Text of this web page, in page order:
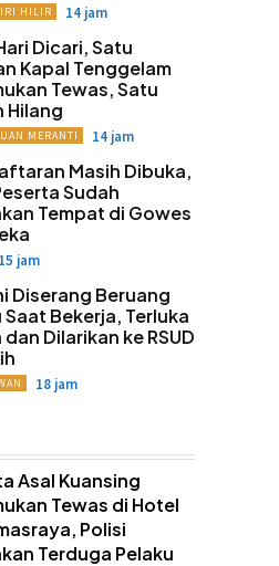
HILIR 14 jam
Dicari, Satu
Kapal Tenggelam
Tewas, Satu
Hilang
MERANTI 14 jam
Masih Dibuka,
Sudah
Tempat di Gowes
15 jam
Diserang Beruang
Saat Bekerja, Terluka
dan Dilarikan ke RSUD
18 jam
Asal Kuansing
Tewas di Hotel
Polisi
Terduga Pelaku